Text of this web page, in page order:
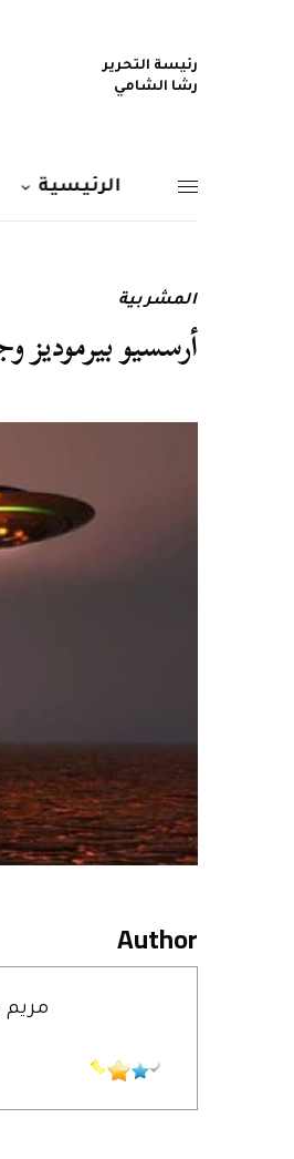
رئيسة التحرير
رشا الشامي
الرئيسية
المشربية
أرسسيو بيرموديز
Author